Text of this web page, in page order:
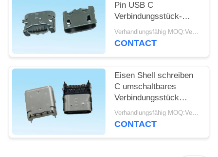
Pin USB C
Verbindungsstück-
4.85mm mit Horn für
intelligenten
Verhandlungsfähig MOQ:Verhandelbar
CONTACT
Eisen Shell schreiben
C umschaltbares
Verbindungsstück
weibliches Geschlecht
für schnelles Ladegerät
Verhandlungsfähig MOQ:Verhandelbar
CONTACT